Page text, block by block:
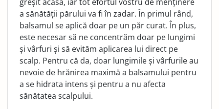
a sănătății părului va fi în zadar. În primul rând,
balsamul se aplică doar pe un păr curat. În plus,
este necesar să ne concentrăm doar pe lungimi
și vârfuri și să evităm aplicarea lui direct pe
scalp. Pentru că da, doar lungimile și vârfurile au
nevoie de hrănirea maximă a balsamului pentru
a se hidrata intens și pentru a nu afecta
sănătatea scalpului.